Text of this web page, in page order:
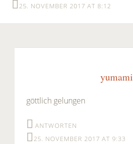
25. NOVEMBER 2017 AT 8:12
yumami
göttlich gelungen
ANTWORTEN
25. NOVEMBER 2017 AT 9:33